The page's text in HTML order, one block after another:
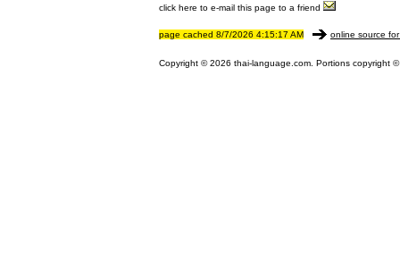
click here to e-mail this page to a friend
page cached 8/7/2026 4:15:17 AM online source
Copyright © 2026 thai-language.com. Portions copyright